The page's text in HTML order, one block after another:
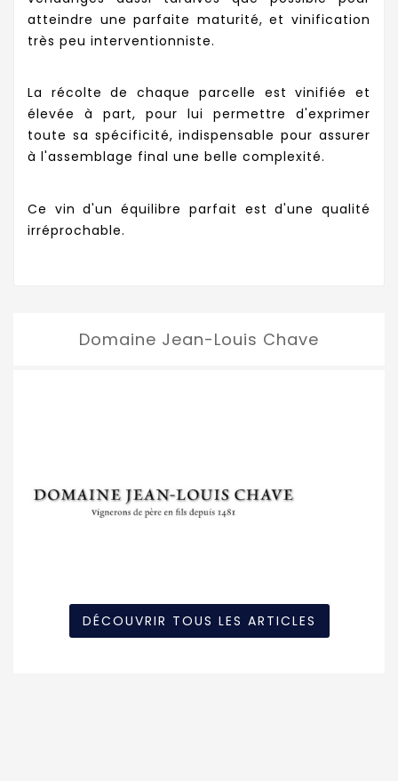
atteindre une parfaite maturité, et vinification
très peu interventionniste.
La récolte de chaque parcelle est vinifiée et
élevée à part, pour lui permettre d'exprimer
toute sa spécificité, indispensable pour assurer
à l'assemblage final une belle complexité.
Ce vin d'un équilibre parfait est d'une qualité
irréprochable.
Domaine Jean-Louis Chave
DÉCOUVRIR TOUS LES ARTICLES